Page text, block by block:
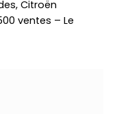
Citroën
ventes – Le